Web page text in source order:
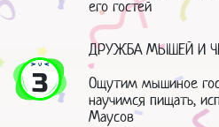
его гостей
3
ДРУЖБА МЫШЕЙ И
Ощутим мышиное
научимся пищать,
Маусов